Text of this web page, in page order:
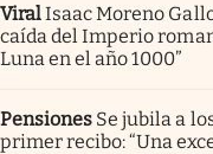
ViralIsaac Moreno
caída del Imperio
Luna en el año 1000”
Pensiones Se jubila a
primer recibo: “Una